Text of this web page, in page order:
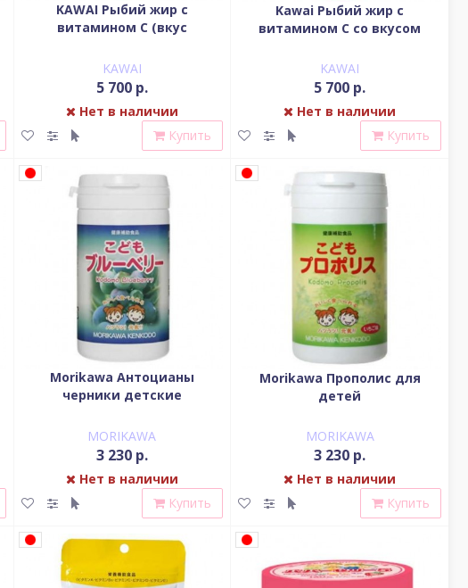
KAWAI Рыбий жир с
витамином С (вкус
KAWAI
5 700 р.
Нет в наличии
Купить
Kawai Рыбий жир с
витамином С со вкусом
KAWAI
5 700 р.
Нет в наличии
Купить
Morikawa Антоцианы
черники детские
MORIKAWA
3 230 р.
Нет в наличии
Купить
Morikawa Прополис для
детей
MORIKAWA
3 230 р.
Нет в наличии
Купить